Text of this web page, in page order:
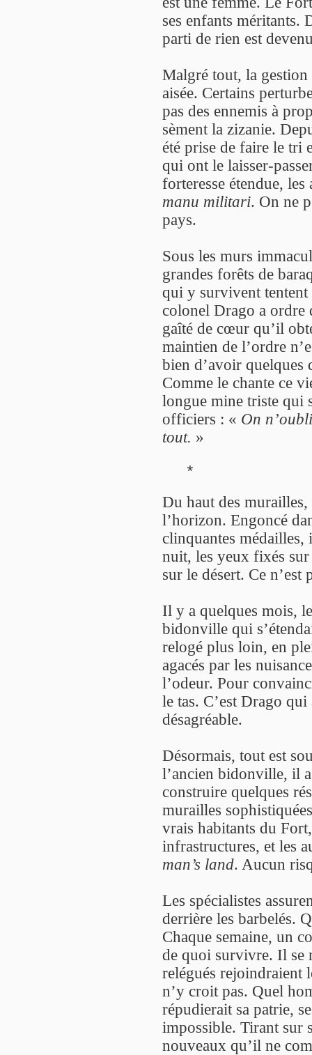
ses enfants méritants.
parti de rien est
Malgré tout, la gestion
aisée. Certains
pas des ennemis à
sèment la zizanie.
été prise de faire le tri
qui ont le laisser-
forteresse étendue,
manu militari. On ne
pays.
Sous les murs
grandes forêts de
qui y survivent tentent
colonel Drago a ordre
gaîté de cœur qu’il
maintien de l’ordre
bien d’avoir quelques
Comme le chante ce
longue mine triste qui
officiers : « On
tout. »
*
Du haut des
l’horizon. Engoncé
clinquantes
nuit, les yeux fixés
sur le désert. Ce n’est
Il y a quelques mois,
bidonville qui
relogé plus loin, en
agacés par les
l’odeur. Pour
le tas. C’est Drago
désagréable.
Désormais, tout est
l’ancien bidonville, il
construire quelques
murailles
vrais habitants du
infrastructures, et les
man’s land. Aucun
Les spécialistes
derrière les barbelés.
Chaque semaine, un
de quoi survivre. Il se
relégués rejoindraient
n’y croit pas. Quel
répudierait sa patrie,
impossible. Tirant sur
nouveaux qu’il ne